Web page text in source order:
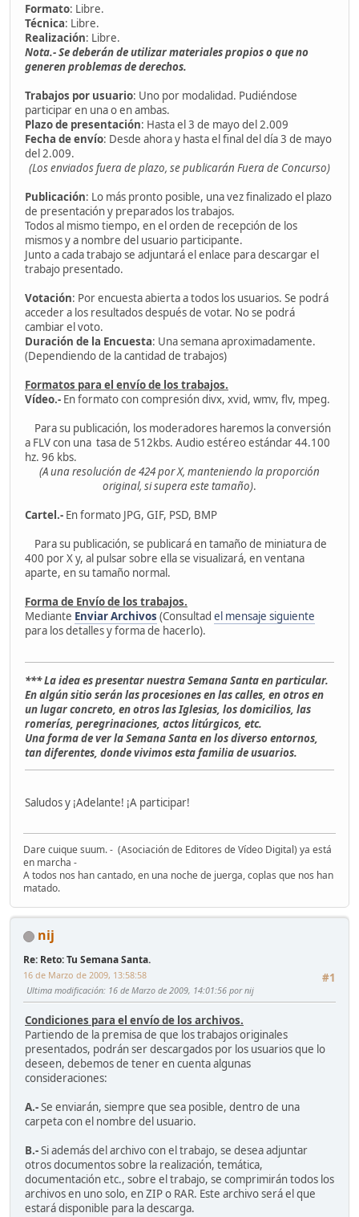
Formato: Libre.
Técnica: Libre.
Realización: Libre.
Nota.- Se deberán de utilizar materiales propios o que no
generen problemas de derechos.
Trabajos por usuario: Uno por modalidad. Pudiéndose
participar en una o en ambas.
Plazo de presentación: Hasta el 3 de mayo del 2.009
Fecha de envío: Desde ahora y hasta el final del día 3 de mayo
del 2.009.
(Los enviados fuera de plazo, se publicarán Fuera de Concurso)
Publicación: Lo más pronto posible, una vez finalizado el plazo
de presentación y preparados los trabajos.
Todos al mismo tiempo, en el orden de recepción de los
mismos y a nombre del usuario participante.
Junto a cada trabajo se adjuntará el enlace para descargar el
trabajo presentado.
Votación: Por encuesta abierta a todos los usuarios. Se podrá
acceder a los resultados después de votar. No se podrá
cambiar el voto.
Duración de la Encuesta: Una semana aproximadamente.
(Dependiendo de la cantidad de trabajos)
Formatos para el envío de los trabajos.
Vídeo.- En formato con compresión divx, xvid, wmv, flv, mpeg.
Para su publicación, los moderadores haremos la conversión
a FLV con una tasa de 512kbs. Audio estéreo estándar 44.100
hz. 96 kbs.
(A una resolución de 424 por X, manteniendo la proporción
original, si supera este tamaño).
Cartel.- En formato JPG, GIF, PSD, BMP
Para su publicación, se publicará en tamaño de miniatura de
400 por X y, al pulsar sobre ella se visualizará, en ventana
aparte, en su tamaño normal.
Forma de Envío de los trabajos.
Mediante Enviar Archivos (Consultad el mensaje siguiente
para los detalles y forma de hacerlo).
*** La idea es presentar nuestra Semana Santa en particular.
En algún sitio serán las procesiones en las calles, en otros en
un lugar concreto, en otros las Iglesias, los domicilios, las
romerías, peregrinaciones, actos litúrgicos, etc.
Una forma de ver la Semana Santa en los diverso entornos,
tan diferentes, donde vivimos esta familia de usuarios.
Saludos y ¡Adelante! ¡A participar!
Dare cuique suum. - (Asociación de Editores de Vídeo Digital) ya está
en marcha -
A todos nos han cantado, en una noche de juerga, coplas que nos han
matado.
nij
Re: Reto: Tu Semana Santa.
#1
16 de Marzo de 2009, 13:58:58
Ultima modificación: 16 de Marzo de 2009, 14:01:56 por nij
Condiciones para el envío de los archivos.
Partiendo de la premisa de que los trabajos originales
presentados, podrán ser descargados por los usuarios que lo
deseen, debemos de tener en cuenta algunas
consideraciones:
A.-Se enviarán, siempre que sea posible, dentro de una
carpeta con el nombre del usuario.
B.-Si además del archivo con el trabajo, se desea adjuntar
otros documentos sobre la realización, temática,
documentación etc., sobre el trabajo, se comprimirán todos los
archivos en uno solo, en ZIP o RAR. Este archivo será el que
estará disponible para la descarga.